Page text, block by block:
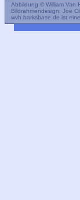
Abbildung © William Van
Bildrahmendesign: Joe
wvh.barksbase.de ist